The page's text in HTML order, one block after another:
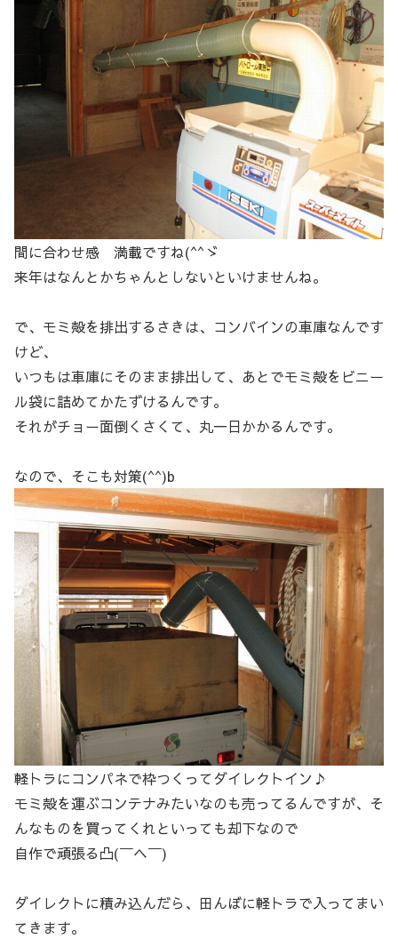
間に合わせ感 満載ですね(^^ゞ
来年はなんとかちゃんとしないといけませんね。
で、モミ殻を排出するさきは、コンバインの車庫なんです
けど、
いつもは車庫にそのまま排出して、あとでモミ殻をビニー
ル袋に詰めてかたずけるんです。
それがチョー面倒くさくて、丸一日かかるんです。
なので、そこも対策(^^)b
軽トラにコンパネで枠つくってダイレクトイン♪
モミ殻を運ぶコンテナみたいなのも売ってるんですが、そ
んなものを買ってくれといっても却下なので
自作で頑張る凸(￣ヘ￣)
ダイレクトに積み込んだら、田んぼに軽トラで入ってまい
てきます。